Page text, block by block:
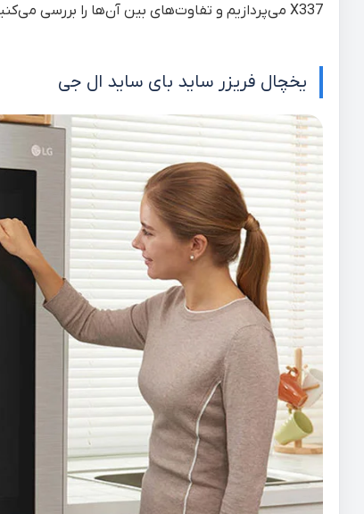
X337می‌پردازیم و تفاوت‌های بین آن‌ها را بررسی
یخچال فریزر ساید بای ساید ال جی